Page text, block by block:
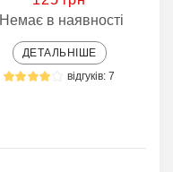
Немає в наявності
ДЕТАЛЬНІШЕ
відгуків: 7